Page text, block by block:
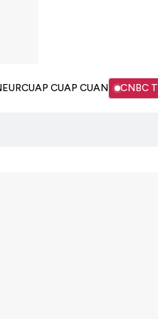
CUAP CUAP CUAN CNBC